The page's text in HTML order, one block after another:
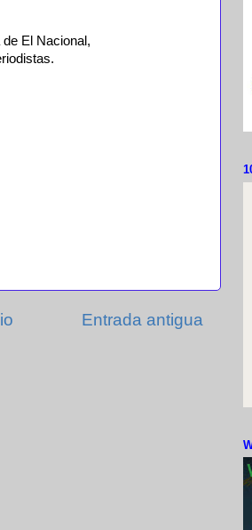
El Nacional,
Entrada antigua